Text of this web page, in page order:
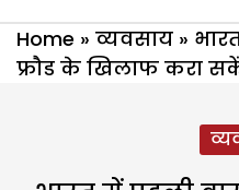
Home » व्यवसाय »
फ्रौड के खिलाफ करा